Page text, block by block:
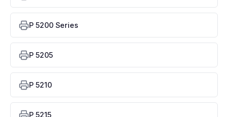
P 5200 Series
P 5205
P 5210
P 5215